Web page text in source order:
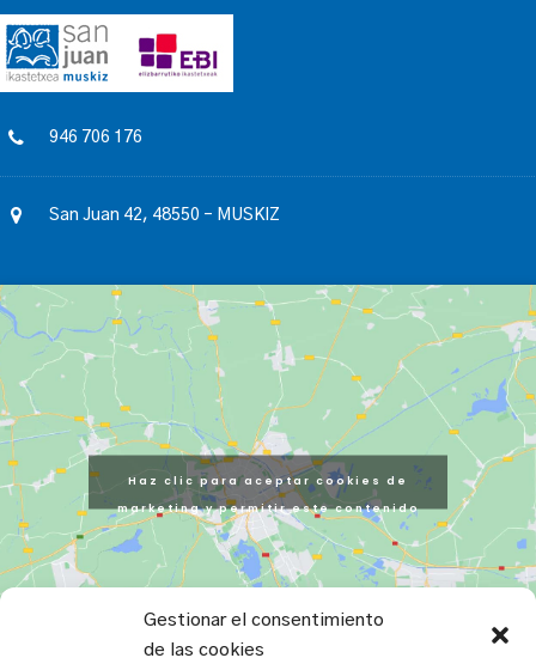
Gestionar el consentimiento
de las cookies
946 706 176
San Juan 42, 48550 – MUSKIZ
Haz clic para aceptar cookies de
marketing y permitir este contenido